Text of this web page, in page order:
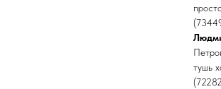
тушь